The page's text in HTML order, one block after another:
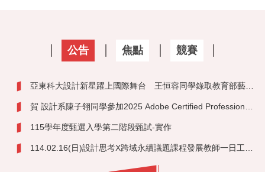
公告 焦點 競賽
115學年度甄選入學第二階段甄試-實作